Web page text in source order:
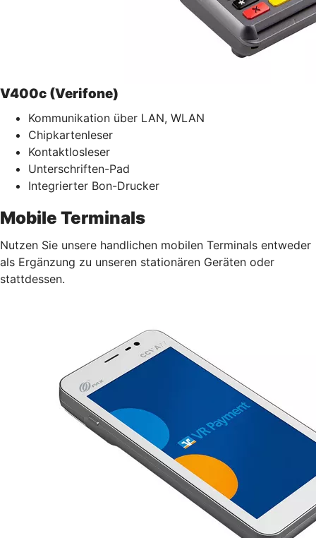
V400c (Verifone)
Kommunikation über LAN, WLAN
Chipkartenleser
Kontaktlosleser
Unterschriften-Pad
Integrierter Bon-Drucker
Mobile Terminals
Nutzen Sie unsere handlichen mobilen Terminals entweder
als Ergänzung zu unseren stationären Geräten oder
stattdessen.